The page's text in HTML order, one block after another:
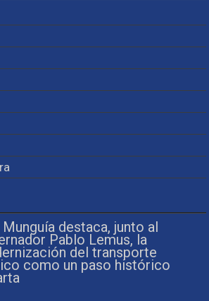
Munguía destaca, junto al
Pablo Lemus, la
del transporte
como un paso histórico